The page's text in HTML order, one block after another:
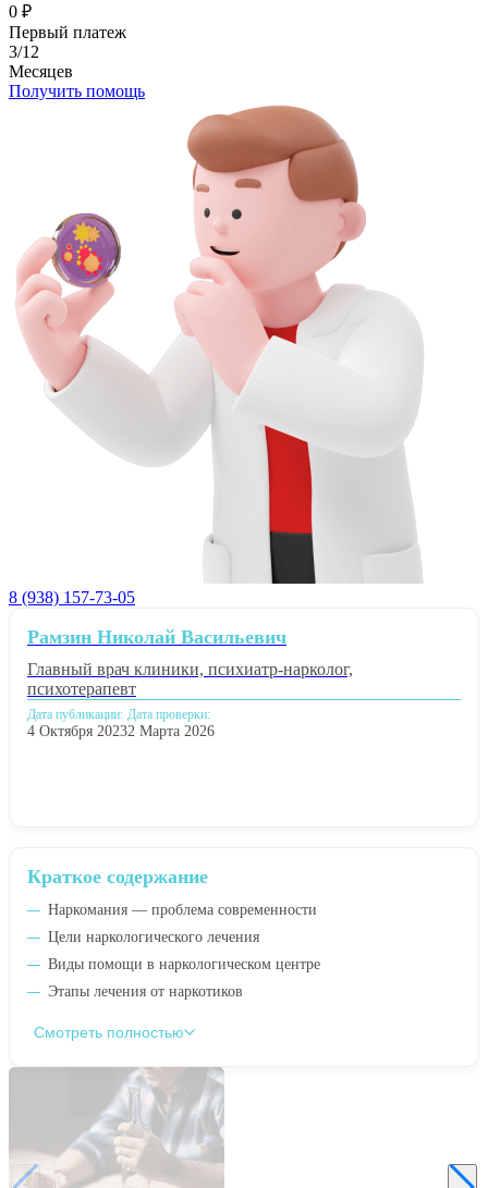
0 ₽
Первый платеж
3/12
Месяцев
Получить помощь
8 (938) 157-73-05
Краткое содержание
Наркомания — проблема современности
Цели наркологического лечения
Виды помощи в наркологическом центре
Этапы лечения от наркотиков
Смотреть полностью
Рамзин Николай Васильевич
Главный врач клиники, психиатр-нарколог,
психотерапевт
Дата публикации:
4 Октября 2023
Дата проверки:
2 Марта 2026